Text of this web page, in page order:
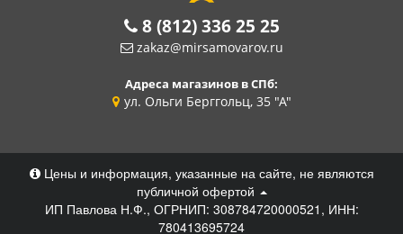
8 (812) 336 25 25
zakaz@mirsamovarov.ru
Адреса магазинов в СПб:
ул. Ольги Берггольц, 35 "А"
Цены и информация, указанные на сайте, не являются
публичной офертой
ИП Павлова Н.Ф., ОГРНИП: 308784720000521, ИНН:
780413695724